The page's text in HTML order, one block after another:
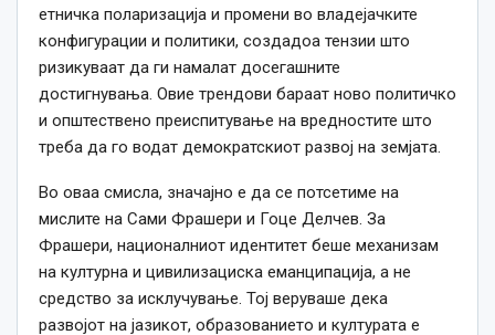
етничка поларизација и промени во владејачките
конфигурации и политики, создадоа тензии што
ризикуваат да ги намалат досегашните
достигнувања. Овие трендови бараат ново политичко
и општествено преиспитување на вредностите што
треба да го водат демократскиот развој на земјата.
Во оваа смисла, значајно е да се потсетиме на
мислите на Сами Фрашери и Гоце Делчев. За
Фрашери, националниот идентитет беше механизам
на културна и цивилизациска еманципација, а не
средство за исклучување. Тој веруваше дека
развојот на јазикот, образованието и културата е